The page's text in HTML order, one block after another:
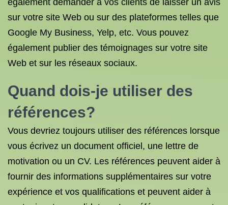
également demander à vos clients de laisser un avis
sur votre site Web ou sur des plateformes telles que
Google My Business, Yelp, etc. Vous pouvez
également publier des témoignages sur votre site
Web et sur les réseaux sociaux.
Quand dois-je utiliser des
références?
Vous devriez toujours utiliser des références lorsque
vous écrivez un document officiel, une lettre de
motivation ou un CV. Les références peuvent aider à
fournir des informations supplémentaires sur votre
expérience et vos qualifications et peuvent aider à